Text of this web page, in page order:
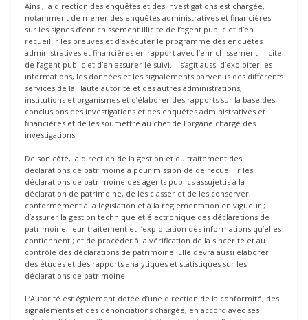
Ainsi, la direction des enquêtes et des investigations est chargée,
notamment de mener des enquêtes administratives et financières
sur les signes d’enrichissement illicite de l’agent public et d’en
recueillir les preuves et d’exécuter le programme des enquêtes
administratives et financières en rapport avec l’enrichissement illicite
de l’agent public et d’en assurer le suivi. Il s’agit aussi d’exploiter les
informations, les données et les signalements parvenus des différents
services de la Haute autorité et des autres administrations,
institutions et organismes et d’élaborer des rapports sur la base des
conclusions des investigations et des enquêtes administratives et
financières et de les soumettre au chef de l’organe chargé des
investigations.
De son côté, la direction de la gestion et du traitement des
déclarations de patrimoine a pour mission de de recueillir les
déclarations de patrimoine des agents publics assujettis à la
déclaration de patrimoine, de les classer et de les conserver,
conformément à la législation et à la réglementation en vigueur ;
d’assurer la gestion technique et électronique des déclarations de
patrimoine, leur traitement et l’exploitation des informations qu’elles
contiennent ; et de procéder à la vérification de la sincérité et au
contrôle des déclarations de patrimoine. Elle devra aussi élaborer
des études et des rapports analytiques et statistiques sur les
déclarations de patrimoine.
L’Autorité est également dotée d’une direction de la conformité, des
signalements et des dénonciations chargée, en accord avec ses